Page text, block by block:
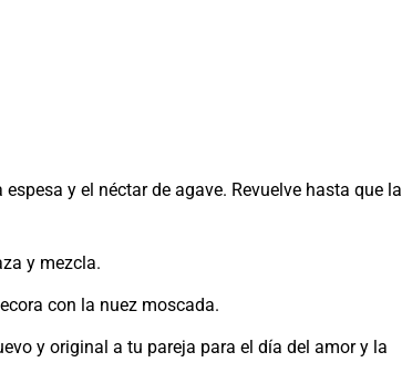
y el néctar de agave. Revuelve hasta que la
y mezcla.
con la nuez moscada.
y original a tu pareja para el día del amor y la